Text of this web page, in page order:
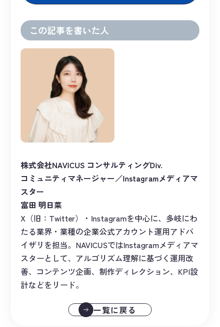
この記事を書いた人
株式会社NAVICUS コンサルティングDiv.
コミュニティマネージャー／Instagramメディアマ
スター
富田 明日菜
X（旧：Twitter）・Instagramを中心に、多岐にわ
たる業界・業種の企業公式アカウント運用アドバ
イザリを担当。NAVICUSではInstagramメディアマ
スターとして、アルゴリズム理解に基づく運用改
善、コンテンツ企画、制作ディレクション、KPI設
計などをリード。
一覧に戻る